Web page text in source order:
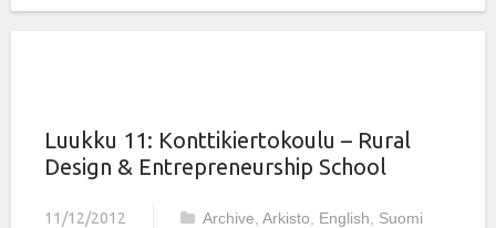
Luukku 11: Konttikiertokoulu – Rural
Design & Entrepreneurship School
11/12/2012 Archive Arkisto English Suomi